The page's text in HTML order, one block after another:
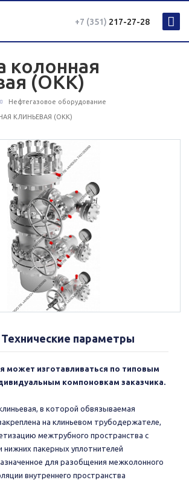
+7 (351) 217-27-28
колонная
(ОКК)
Нефтегазовое оборудование
КЛИНЬЕВАЯ (ОКК)
Технические параметры
может изготавливаться по типовым
компоновкам заказчика.
в которой обвязываемая
на клиньевом трубодержателе,
межтрубного пространства с
пакерных уплотнителей
для разобщения межколонного
внутреннего пространства